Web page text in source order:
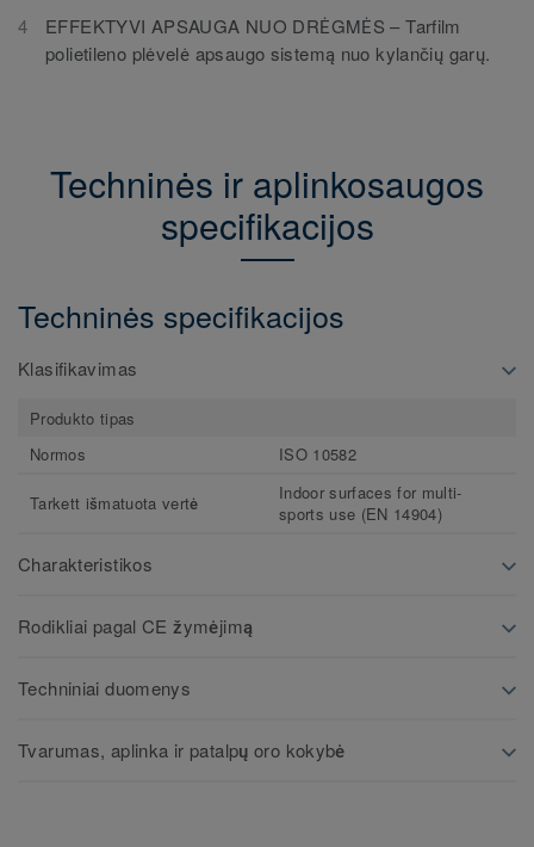
EFFEKTYVI APSAUGA NUO DRĖGMĖS – Tarfilm
polietileno plėvelė apsaugo sistemą nuo kylančių garų.
Techninės ir aplinkosaugos
specifikacijos
Techninės specifikacijos
Klasifikavimas
Produkto tipas
Normos
ISO 10582
Tarkett išmatuota vertė
Indoor surfaces for multi-
sports use (EN 14904)
Charakteristikos
Rodikliai pagal CE žymėjimą
Techniniai duomenys
Tvarumas, aplinka ir patalpų oro kokybė